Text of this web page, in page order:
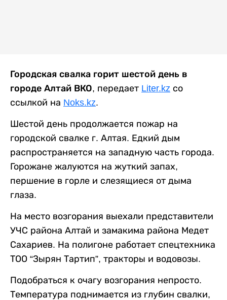
Городская свалка горит шестой день в
городе Алтай ВКО, передает Liter.kz со
ссылкой на Noks.kz.
Шестой день продолжается пожар на
городской свалке г. Алтая. Едкий дым
распространяется на западную часть города.
Горожане жалуются на жуткий запах,
першение в горле и слезящиеся от дыма
глаза.
На место возгорания выехали представители
УЧС района Алтай и замакима района Медет
Сахариев. На полигоне работает спецтехника
ТОО “Зырян Тартип”, тракторы и водовозы.
Подобраться к очагу возгорания непросто.
Температура поднимается из глубин свалки,